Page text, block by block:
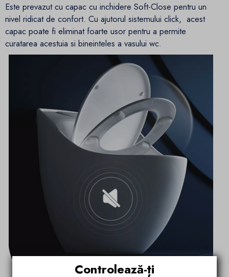
Este prevazut cu capac cu inchidere Soft-Close pentru un
nivel ridicat de confort. Cu ajutorul sistemului click, acest
capac poate fi eliminat foarte usor pentru a permite
curatarea acestuia si bineinteles a vasului wc.
Controlează-ți